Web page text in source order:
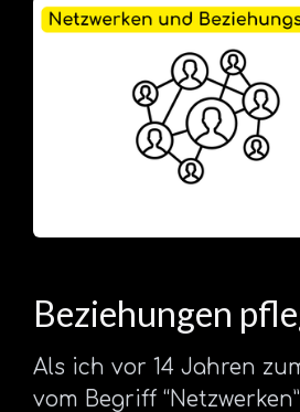
Beziehungen
Als ich vor 14 Jahren
vom Begriff